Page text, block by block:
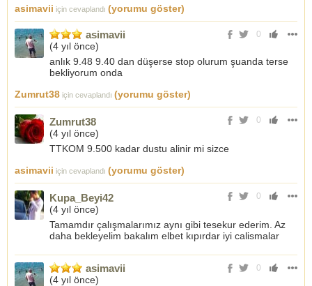
asimavii için cevaplandı (yorumu göster)
0
asimavii
(4 yıl önce)
anlık 9.48 9.40 dan düşerse stop olurum şuanda terse
bekliyorum onda
Zumrut38 için cevaplandı (yorumu göster)
0
Zumrut38
(4 yıl önce)
TTKOM 9.500 kadar dustu alinir mi sizce
asimavii için cevaplandı (yorumu göster)
0
Kupa_Beyi42
(4 yıl önce)
Tamamdır çalışmalarımız aynı gibi tesekur ederim. Az
daha bekleyelim bakalım elbet kıpırdar iyi calismalar
0
asimavii
(4 yıl önce)